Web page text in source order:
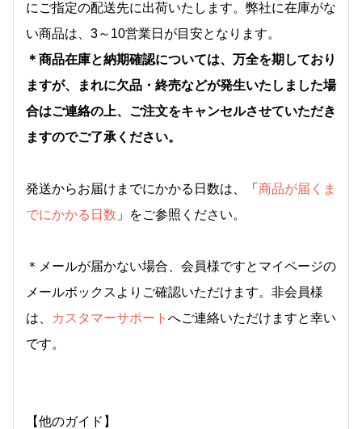
にご指定の配送先に出荷いたします。弊社に在庫がな
い商品は、3～10営業日が目安となります。
＊商品在庫と納期確認については、万全を期しており
ますが、まれに欠品・終売などが発生いたしました場
合はご連絡の上、ご注文をキャンセルさせていただき
ますのでご了承ください。
発送からお届けまでにかかる日数は、「 商品が届くま
でにかかる日数 」をご参照ください。
＊メールが届かない場合、会員様ですとマイページの
メールボックスよりご確認いただけます。非会員様
は、
カスタマーサポート へご連絡いただけますと幸い
です。
【他のガイド】